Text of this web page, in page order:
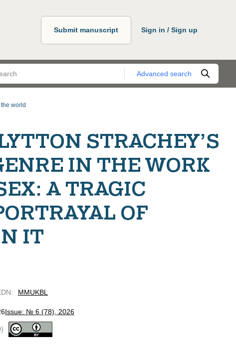
Submit manuscript Sign in / Sign up
Advanced search
world
STRACHEY’S
IN THE WORK
A TRAGIC
OF
IT
: MMUKBL
Issue: № 6 (78), 2026